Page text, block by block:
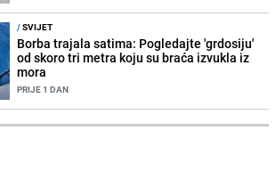
/SVIJET
Borba trajala satima: Pogledajte 'grdosiju'
od skoro tri metra koju su braća izvukla iz
mora
PRIJE 1 DAN